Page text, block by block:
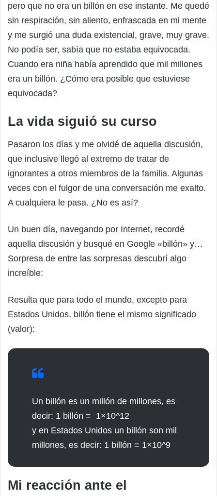
pero que no era un billón en ese instante. Me quedé
sin respiración, sin aliento, enfrascada en mi mente
y me surgió una duda existencial, grave, muy grave.
No podía ser, sabía que no estaba equivocada.
Cuando era niña había aprendido que mil millones
era un billón. ¿Cómo era posible que estuviese
equivocada?
La vida siguió su curso
Pasaron los días y me olvidé de aquella discusión,
que inclusive llegó al extremo de tratar de
ignorantes a otros miembros de la familia. Algunas
veces con el fulgor de una conversación me exalto.
A cualquiera le pasa. ¿No es así?
Un buen día, navegando por Internet, recordé
aquella discusión y busqué en Google «billón» y…
Sorpresa de entre las sorpresas descubrí algo
increíble:
Resulta que para todo el mundo, excepto para
Estados Unidos, billón tiene el mismo significado
(valor):
Un billón es un millón de millones, es
decir: 1 billón = 1×10^12
y en Estados Unidos un billón son mil
millones, es decir: 1 billón = 1×10^9
Mi reacción ante el